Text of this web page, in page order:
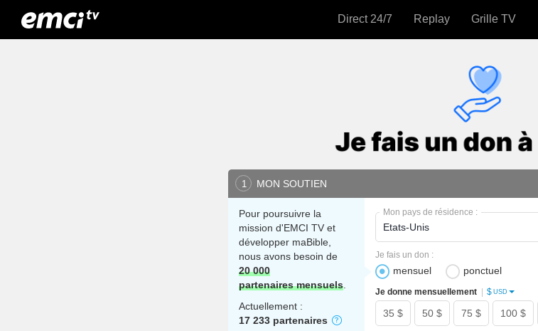
Direct 24/7 Replay Grille TV
1 MON SOUTIEN
Pour poursuivre la
mission d'EMCI TV et
développer maBible,
nous avons besoin de
20 000
partenaires mensuels.
Actuellement :
17 233 partenaires
Mon pays de résidence :
mensuel ponctuel
Je fais un don :
35 $ 50 $ 75 $ 100 $
Je donne mensuellement $ USD